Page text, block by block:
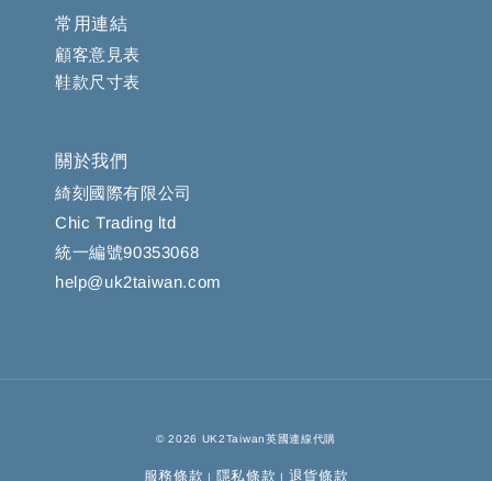
常用連結
顧客意見表
鞋款尺寸表
關於我們
綺刻國際有限公司
Chic Trading ltd
統一編號90353068
help@uk2taiwan.com
© 2026 UK2Taiwan英國連線代購
服務條款 | 隱私條款 | 退貨條款